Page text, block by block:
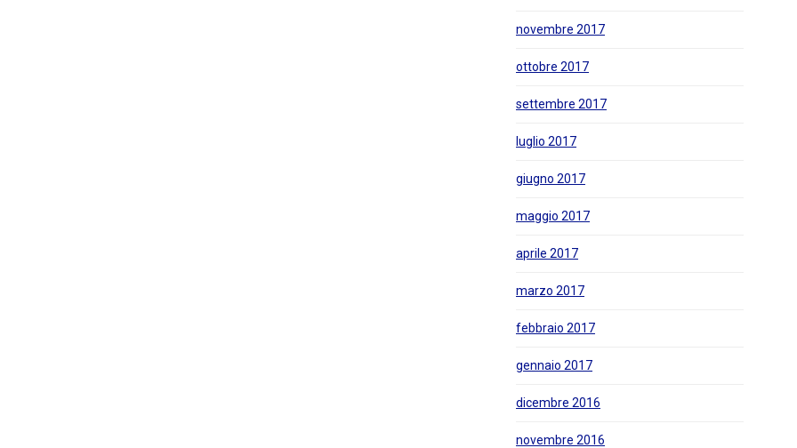
novembre 2017
ottobre 2017
settembre 2017
luglio 2017
giugno 2017
maggio 2017
aprile 2017
marzo 2017
febbraio 2017
gennaio 2017
dicembre 2016
novembre 2016